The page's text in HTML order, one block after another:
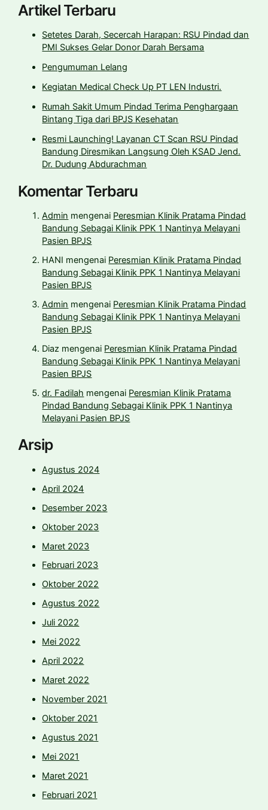
Artikel Terbaru
Setetes Darah, Secercah Harapan: RSU Pindad dan
PMI Sukses Gelar Donor Darah Bersama
Pengumuman Lelang
Kegiatan Medical Check Up PT LEN Industri.
Rumah Sakit Umum Pindad Terima Penghargaan
Bintang Tiga dari BPJS Kesehatan
Resmi Launching! Layanan CT Scan RSU Pindad
Bandung Diresmikan Langsung Oleh KSAD Jend.
Dr. Dudung Abdurachman
Komentar Terbaru
Admin mengenai Peresmian Klinik Pratama Pindad
Bandung Sebagai Klinik PPK 1 Nantinya Melayani
Pasien BPJS
HANI mengenai Peresmian Klinik Pratama Pindad
Bandung Sebagai Klinik PPK 1 Nantinya Melayani
Pasien BPJS
Admin mengenai Peresmian Klinik Pratama Pindad
Bandung Sebagai Klinik PPK 1 Nantinya Melayani
Pasien BPJS
Diaz mengenai Peresmian Klinik Pratama Pindad
Bandung Sebagai Klinik PPK 1 Nantinya Melayani
Pasien BPJS
dr. Fadilah mengenai Peresmian Klinik Pratama
Pindad Bandung Sebagai Klinik PPK 1 Nantinya
Melayani Pasien BPJS
Arsip
Agustus 2024
April 2024
Desember 2023
Oktober 2023
Maret 2023
Februari 2023
Oktober 2022
Agustus 2022
Juli 2022
Mei 2022
April 2022
Maret 2022
November 2021
Oktober 2021
Agustus 2021
Mei 2021
Maret 2021
Februari 2021